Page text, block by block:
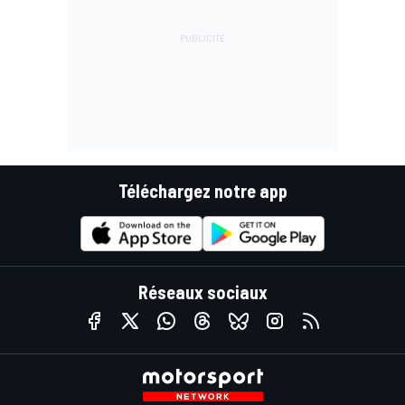
Téléchargez notre app
Réseaux sociaux